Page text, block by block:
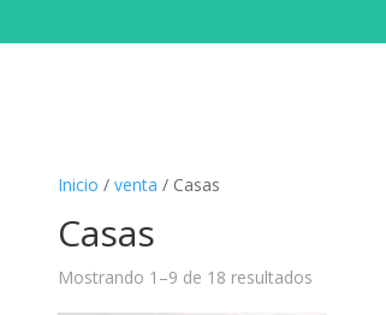
Inicio / venta / Casas
Casas
Mostrando 1–9 de 18 resultados